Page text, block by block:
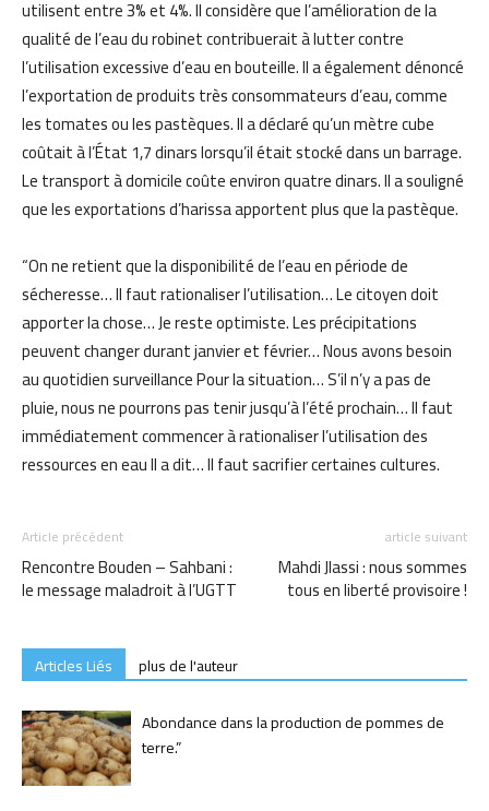
utilisent entre 3% et 4%. Il considère que l’amélioration de la
qualité de l’eau du robinet contribuerait à lutter contre
l’utilisation excessive d’eau en bouteille. Il a également dénoncé
l’exportation de produits très consommateurs d’eau, comme
les tomates ou les pastèques. Il a déclaré qu’un mètre cube
coûtait à l’État 1,7 dinars lorsqu’il était stocké dans un barrage.
Le transport à domicile coûte environ quatre dinars. Il a souligné
que les exportations d’harissa apportent plus que la pastèque.
“On ne retient que la disponibilité de l’eau en période de
sécheresse… Il faut rationaliser l’utilisation… Le citoyen doit
apporter la chose… Je reste optimiste. Les précipitations
peuvent changer durant janvier et février… Nous avons besoin
au quotidien surveillance Pour la situation… S’il n’y a pas de
pluie, nous ne pourrons pas tenir jusqu’à l’été prochain… Il faut
immédiatement commencer à rationaliser l’utilisation des
ressources en eau Il a dit… Il faut sacrifier certaines cultures.
Article précédent
Rencontre Bouden – Sahbani :
le message maladroit à l’UGTT
article suivant
Mahdi Jlassi : nous sommes
tous en liberté provisoire !
Articles Liés
plus de l'auteur
Abondance dans la production de pommes de
terre.”